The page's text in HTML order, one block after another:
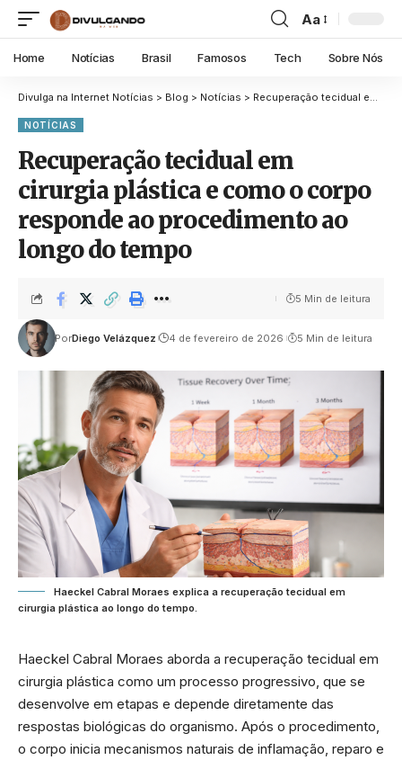
Aa
Home Notícias Brasil Famosos Tech Sobre Nós
Divulga na Internet Notícias > Blog > Notícias > Recuperação tecidual em cirurgia plástica e como o corpo responde ao procedimento ao longo do tempo
NOTÍCIAS
Recuperação tecidual em
cirurgia plástica e como o corpo
responde ao procedimento ao
longo do tempo
PorDiego Velázquez 4 de fevereiro de 2026 5 Min de leitura
5 Min de leitura
Haeckel Cabral Moraes explica a recuperação tecidual em
cirurgia plástica ao longo do tempo.
Haeckel Cabral Moraes aborda a recuperação tecidual em
cirurgia plástica como um processo progressivo, que se
desenvolve em etapas e depende diretamente das
respostas biológicas do organismo. Após o procedimento,
o corpo inicia mecanismos naturais de inflamação, reparo e